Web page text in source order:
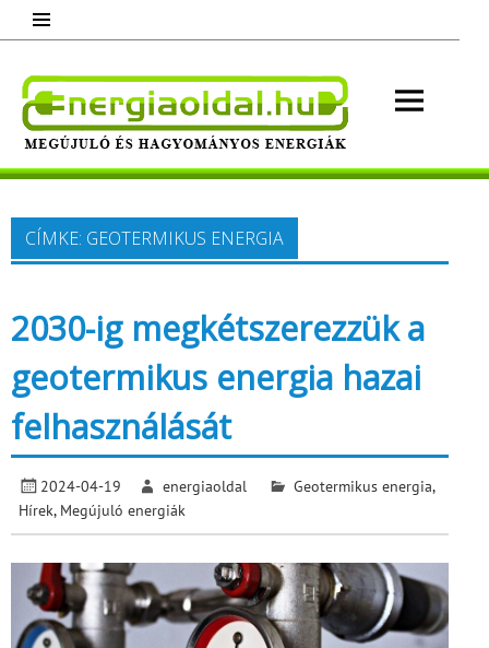
content
Megújuló és hagyományos energiák.
Minden, ami energia!
CÍMKE: GEOTERMIKUS ENERGIA
2030-ig megkétszerezzük a
geotermikus energia hazai
felhasználását
2024-04-19 energiaoldal Geotermikus energia,
Hírek, Megújuló energiák